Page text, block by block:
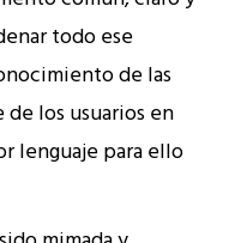
todo ese
de las
los usuarios en
lenguaje para ello